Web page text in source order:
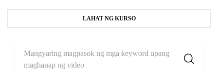
LAHAT NG KURSO
Mangyaring magpasok ng mga keyword upang
maghanap ng video